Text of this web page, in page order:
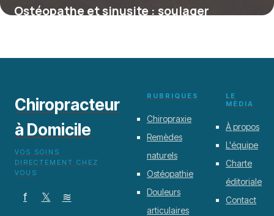
Ostéopathe et sinusite : soulager
Chiropracteur
à Domicile
VOS SOINS
DIRECTEMENT CHEZ
VOUS
f 𝕏 ≋
RUBRIQUES
Chiropraxie
Remèdes
naturels
Ostéopathie
Douleurs
articulaires
LE
MÉDIA
À propos
L'équipe
Charte
éditoriale
Contact